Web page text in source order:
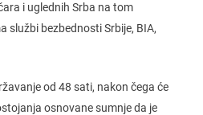
i uglednih Srba na tom
službi bezbednosti Srbije, BIA,
od 48 sati, nakon čega će
osnovane sumnje da je